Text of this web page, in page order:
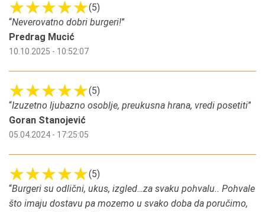
(5)
“Neverovatno dobri burgeri!”
Predrag Mucić
10.10.2025 - 10:52:07
(5)
“Izuzetno ljubazno osoblje, preukusna hrana, vredi posetiti”
Goran Stanojević
05.04.2024 - 17:25:05
(5)
“Burgeri su odlični, ukus, izgled…za svaku pohvalu.. Pohvale
što imaju dostavu pa mozemo u svako doba da poručimo,